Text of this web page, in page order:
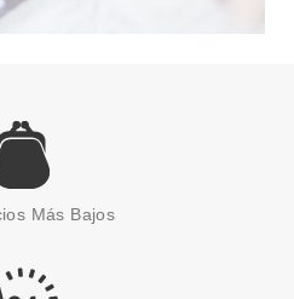
AFTER SHAVE
200 ML
12.90€
Más Bajos